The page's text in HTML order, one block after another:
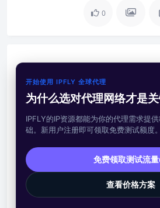
0
开始使用 IPFLY 全球代理
为什么选对代理网络才是关
IPFLY的IP资源都能为你的代理需求提
础。新用户注册即可领取免费测试额度。
免费领取测试流
查看价格方案